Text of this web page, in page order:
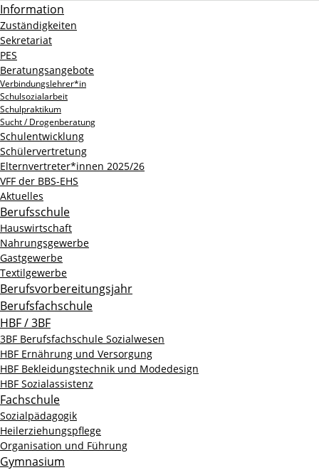
Information
Zuständigkeiten
Sekretariat
PES
Beratungsangebote
Verbindungslehrer*in
Schulsozialarbeit
Schulpraktikum
Sucht / Drogenberatung
Schulentwicklung
Schülervertretung
Elternvertreter*innen 2025/26
VFF der BBS-EHS
Aktuelles
Berufsschule
Hauswirtschaft
Nahrungsgewerbe
Gastgewerbe
Textilgewerbe
Berufsvorbereitungsjahr
Berufsfachschule
HBF / 3BF
3BF Berufsfachschule Sozialwesen
HBF Ernährung und Versorgung
HBF Bekleidungstechnik und Modedesign
HBF Sozialassistenz
Fachschule
Sozialpädagogik
Heilerziehungspflege
Organisation und Führung
Gymnasium